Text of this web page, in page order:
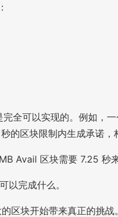
全可以实现的。例如
的区块限制内生成承诺，
Avail 区块需要 7.25 秒
以完成什么。
区块开始带来真正的挑